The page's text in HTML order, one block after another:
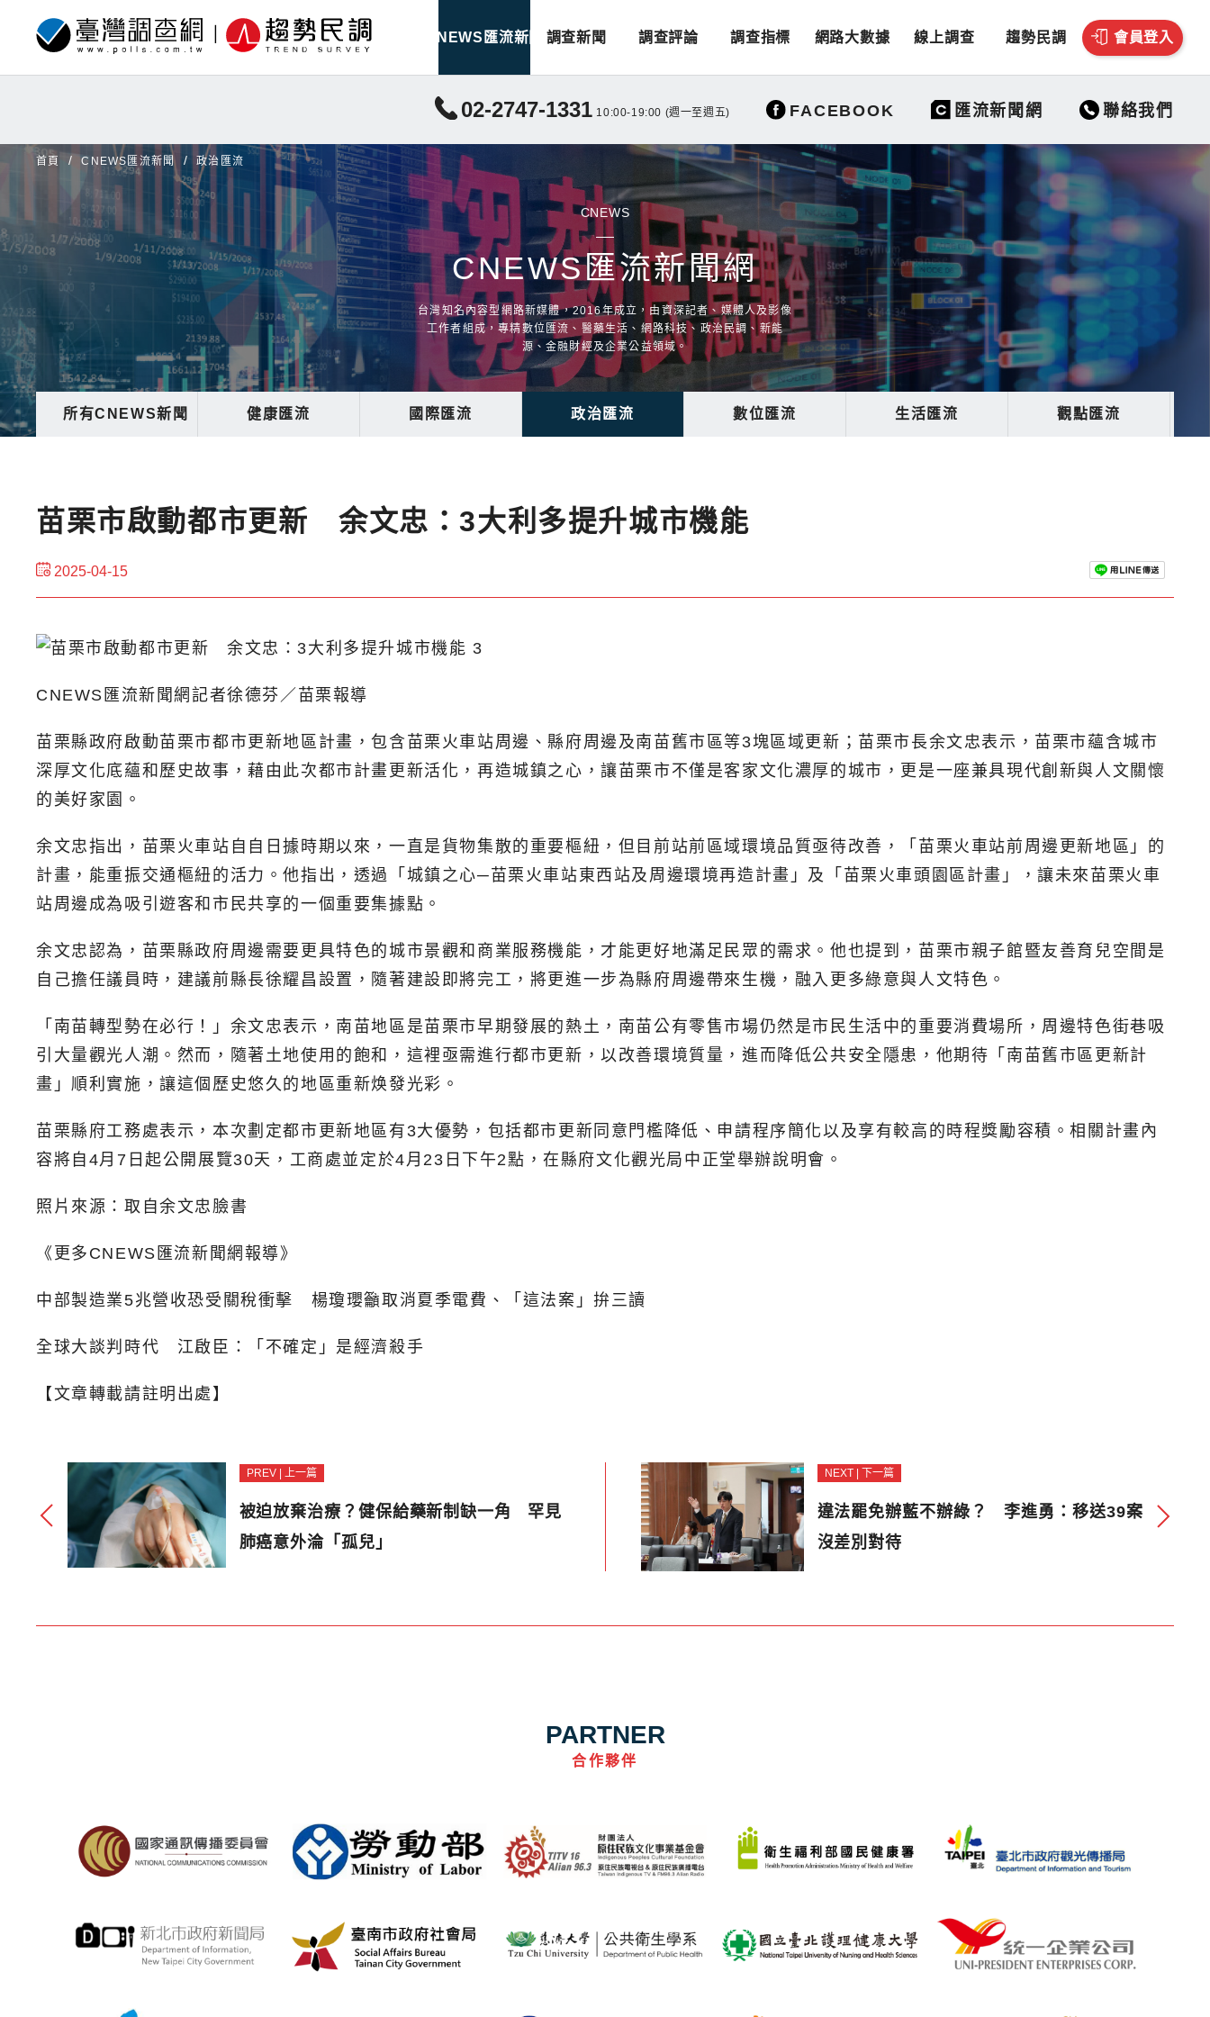
CNEWS匯流新聞 調查新聞 調查評論 調查指標 網路大數據 線上調查 趨勢民調 會員登入
02-2747-1331 10:00-19:00 (週一至週五) FACEBOOK 匯流新聞網 聯絡我們
首頁 CNEWS匯流新聞 政治匯流
CNEWS
CNEWS匯流新聞網
台灣知名內容型網路新媒體，2016年成立，由資深記者、媒體人及影像
工作者組成，專精數位匯流、醫藥生活、網路科技、政治民調、新能
源、金融財經及企業公益領域。
所有CNEWS新聞 健康匯流 國際匯流 政治匯流 數位匯流 生活匯流 觀點匯流
苗栗市啟動都市更新 余文忠：3大利多提升城市機能
2025-04-15
CNEWS匯流新聞網記者徐德芬／苗栗報導
苗栗縣政府啟動苗栗市都市更新地區計畫，包含苗栗火車站周邊、縣府周邊及南苗舊市區等3塊區域更新；苗栗市長余文忠表示，苗栗市蘊含城市
深厚文化底蘊和歷史故事，藉由此次都市計畫更新活化，再造城鎮之心，讓苗栗市不僅是客家文化濃厚的城市，更是一座兼具現代創新與人文關懷
的美好家園。
余文忠指出，苗栗火車站自自日據時期以來，一直是貨物集散的重要樞紐，但目前站前區域環境品質亟待改善，「苗栗火車站前周邊更新地區」的
計畫，能重振交通樞紐的活力。他指出，透過「城鎮之心─苗栗火車站東西站及周邊環境再造計畫」及「苗栗火車頭園區計畫」，讓未來苗栗火車
站周邊成為吸引遊客和市民共享的一個重要集據點。
余文忠認為，苗栗縣政府周邊需要更具特色的城市景觀和商業服務機能，才能更好地滿足民眾的需求。他也提到，苗栗市親子館暨友善育兒空間是
自己擔任議員時，建議前縣長徐耀昌設置，隨著建設即將完工，將更進一步為縣府周邊帶來生機，融入更多綠意與人文特色。
「南苗轉型勢在必行！」余文忠表示，南苗地區是苗栗市早期發展的熱土，南苗公有零售市場仍然是市民生活中的重要消費場所，周邊特色街巷吸
引大量觀光人潮。然而，隨著土地使用的飽和，這裡亟需進行都市更新，以改善環境質量，進而降低公共安全隱患，他期待「南苗舊市區更新計
畫」順利實施，讓這個歷史悠久的地區重新焕發光彩。
苗栗縣府工務處表示，本次劃定都市更新地區有3大優勢，包括都市更新同意門檻降低、申請程序簡化以及享有較高的時程獎勵容積。相關計畫內
容將自4月7日起公開展覽30天，工商處並定於4月23日下午2點，在縣府文化觀光局中正堂舉辦說明會。
照片來源：取自余文忠臉書
《更多CNEWS匯流新聞網報導》
中部製造業5兆營收恐受關稅衝擊 楊瓊瓔籲取消夏季電費、「這法案」拚三讀
全球大談判時代 江啟臣：「不確定」是經濟殺手
【文章轉載請註明出處】
PREV | 上一篇
被迫放棄治療？健保給藥新制缺一角 罕見
肺癌意外淪「孤兒」
NEXT | 下一篇
違法罷免辦藍不辦綠？ 李進勇：移送39案
沒差別對待
PARTNER
合作夥伴